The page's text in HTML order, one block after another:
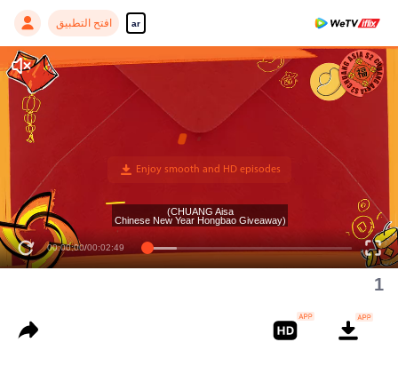
ar افتح التطبيق
00:00:00/00:02:49
(CHUANG Aisa
Chinese New Year Hongbao Giveaway)
1